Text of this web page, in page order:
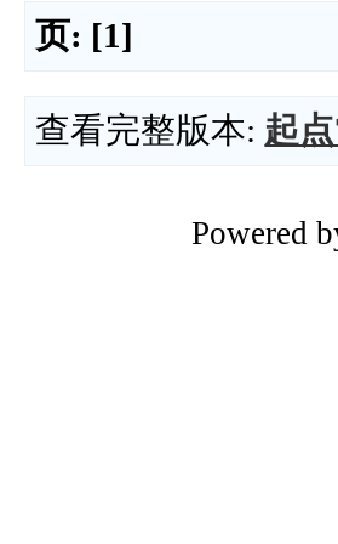
页: [1]
查看完整版本: 起
Powered